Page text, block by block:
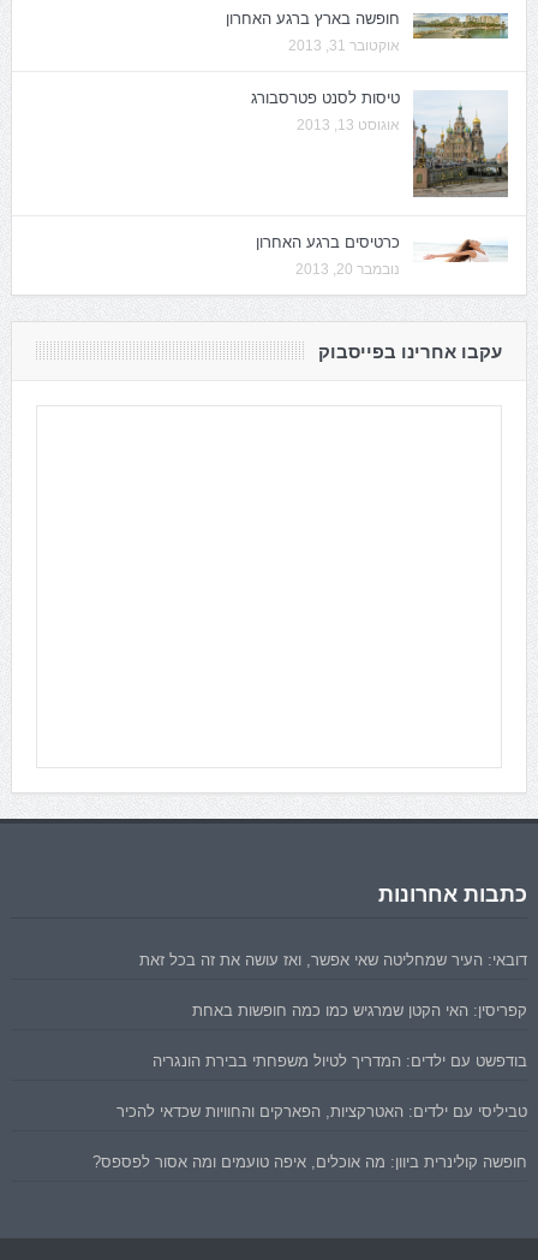
חופשה בארץ ברגע האחרון
אוקטובר 31, 2013
טיסות לסנט פטרסבורג
אוגוסט 13, 2013
כרטיסים ברגע האחרון
נובמבר 20, 2013
עקבו אחרינו בפייסבוק
כתבות אחרונות
דובאי: העיר שמחליטה שאי אפשר, ואז עושה את זה בכל זאת
קפריסין: האי הקטן שמרגיש כמו כמה חופשות באחת
בודפשט עם ילדים: המדריך לטיול משפחתי בבירת הונגריה
טביליסי עם ילדים: האטרקציות, הפארקים והחוויות שכדאי להכיר
חופשה קולינרית ביוון: מה אוכלים, איפה טועמים ומה אסור לפספס?